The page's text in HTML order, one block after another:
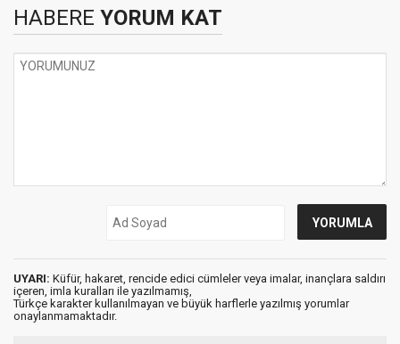
HABERE YORUM KAT
UYARI: Küfür, hakaret, rencide edici cümleler veya imalar, inançlara saldırı
içeren, imla kuralları ile yazılmamış,
Türkçe karakter kullanılmayan ve büyük harflerle yazılmış yorumlar
onaylanmamaktadır.